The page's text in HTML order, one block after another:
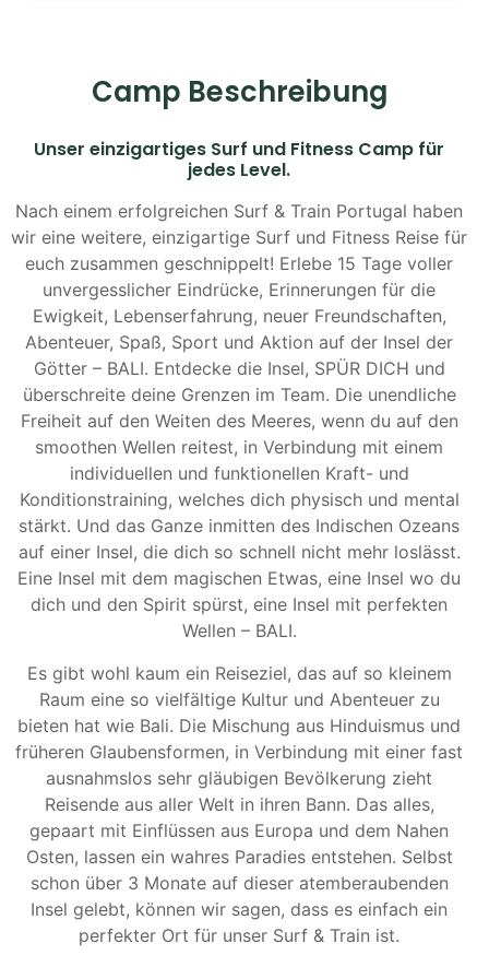
Camp Beschreibung
Unser einzigartiges Surf und Fitness Camp für
jedes Level.
Nach einem erfolgreichen Surf & Train Portugal haben
wir eine weitere, einzigartige Surf und Fitness Reise für
euch zusammen geschnippelt! Erlebe 15 Tage voller
unvergesslicher Eindrücke, Erinnerungen für die
Ewigkeit, Lebenserfahrung, neuer Freundschaften,
Abenteuer, Spaß, Sport und Aktion auf der Insel der
Götter – BALI. Entdecke die Insel, SPÜR DICH und
überschreite deine Grenzen im Team. Die unendliche
Freiheit auf den Weiten des Meeres, wenn du auf den
smoothen Wellen reitest, in Verbindung mit einem
individuellen und funktionellen Kraft- und
Konditionstraining, welches dich physisch und mental
stärkt. Und das Ganze inmitten des Indischen Ozeans
auf einer Insel, die dich so schnell nicht mehr loslässt.
Eine Insel mit dem magischen Etwas, eine Insel wo du
dich und den Spirit spürst, eine Insel mit perfekten
Wellen – BALI.
Es gibt wohl kaum ein Reiseziel, das auf so kleinem
Raum eine so vielfältige Kultur und Abenteuer zu
bieten hat wie Bali. Die Mischung aus Hinduismus und
früheren Glaubensformen, in Verbindung mit einer fast
ausnahmslos sehr gläubigen Bevölkerung zieht
Reisende aus aller Welt in ihren Bann. Das alles,
gepaart mit Einflüssen aus Europa und dem Nahen
Osten, lassen ein wahres Paradies entstehen. Selbst
schon über 3 Monate auf dieser atemberaubenden
Insel gelebt, können wir sagen, dass es einfach ein
perfekter Ort für unser Surf & Train ist.